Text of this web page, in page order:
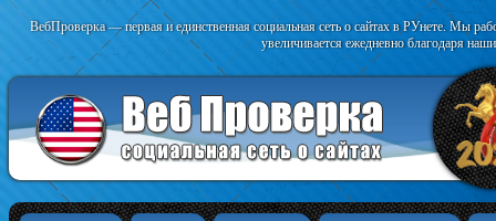
ВебПроверка — первая и единственная социальная сеть о сайтах в РУнете. Мы
увеличивается ежедневно благодаря